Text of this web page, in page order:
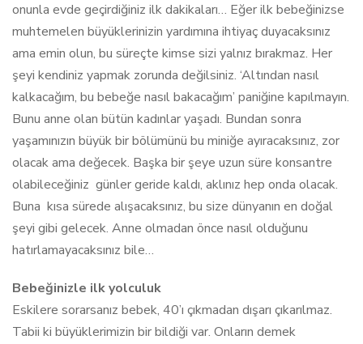
onunla evde geçirdiğiniz ilk dakikaları… Eğer ilk bebeğinizse
muhtemelen büyüklerinizin yardımına ihtiyaç duyacaksınız
ama emin olun, bu süreçte kimse sizi yalnız bırakmaz. Her
şeyi kendiniz yapmak zorunda değilsiniz. ‘Altından nasıl
kalkacağım, bu bebeğe nasıl bakacağım’ paniğine kapılmayın.
Bunu anne olan bütün kadınlar yaşadı. Bundan sonra
yaşamınızın büyük bir bölümünü bu miniğe ayıracaksınız, zor
olacak ama değecek. Başka bir şeye uzun süre konsantre
olabileceğiniz günler geride kaldı, aklınız hep onda olacak.
Buna kısa sürede alışacaksınız, bu size dünyanın en doğal
şeyi gibi gelecek. Anne olmadan önce nasıl olduğunu
hatırlamayacaksınız bile…
Bebeğinizle ilk yolculuk
Eskilere sorarsanız bebek, 40’ı çıkmadan dışarı çıkarılmaz.
Tabii ki büyüklerimizin bir bildiği var. Onların demek